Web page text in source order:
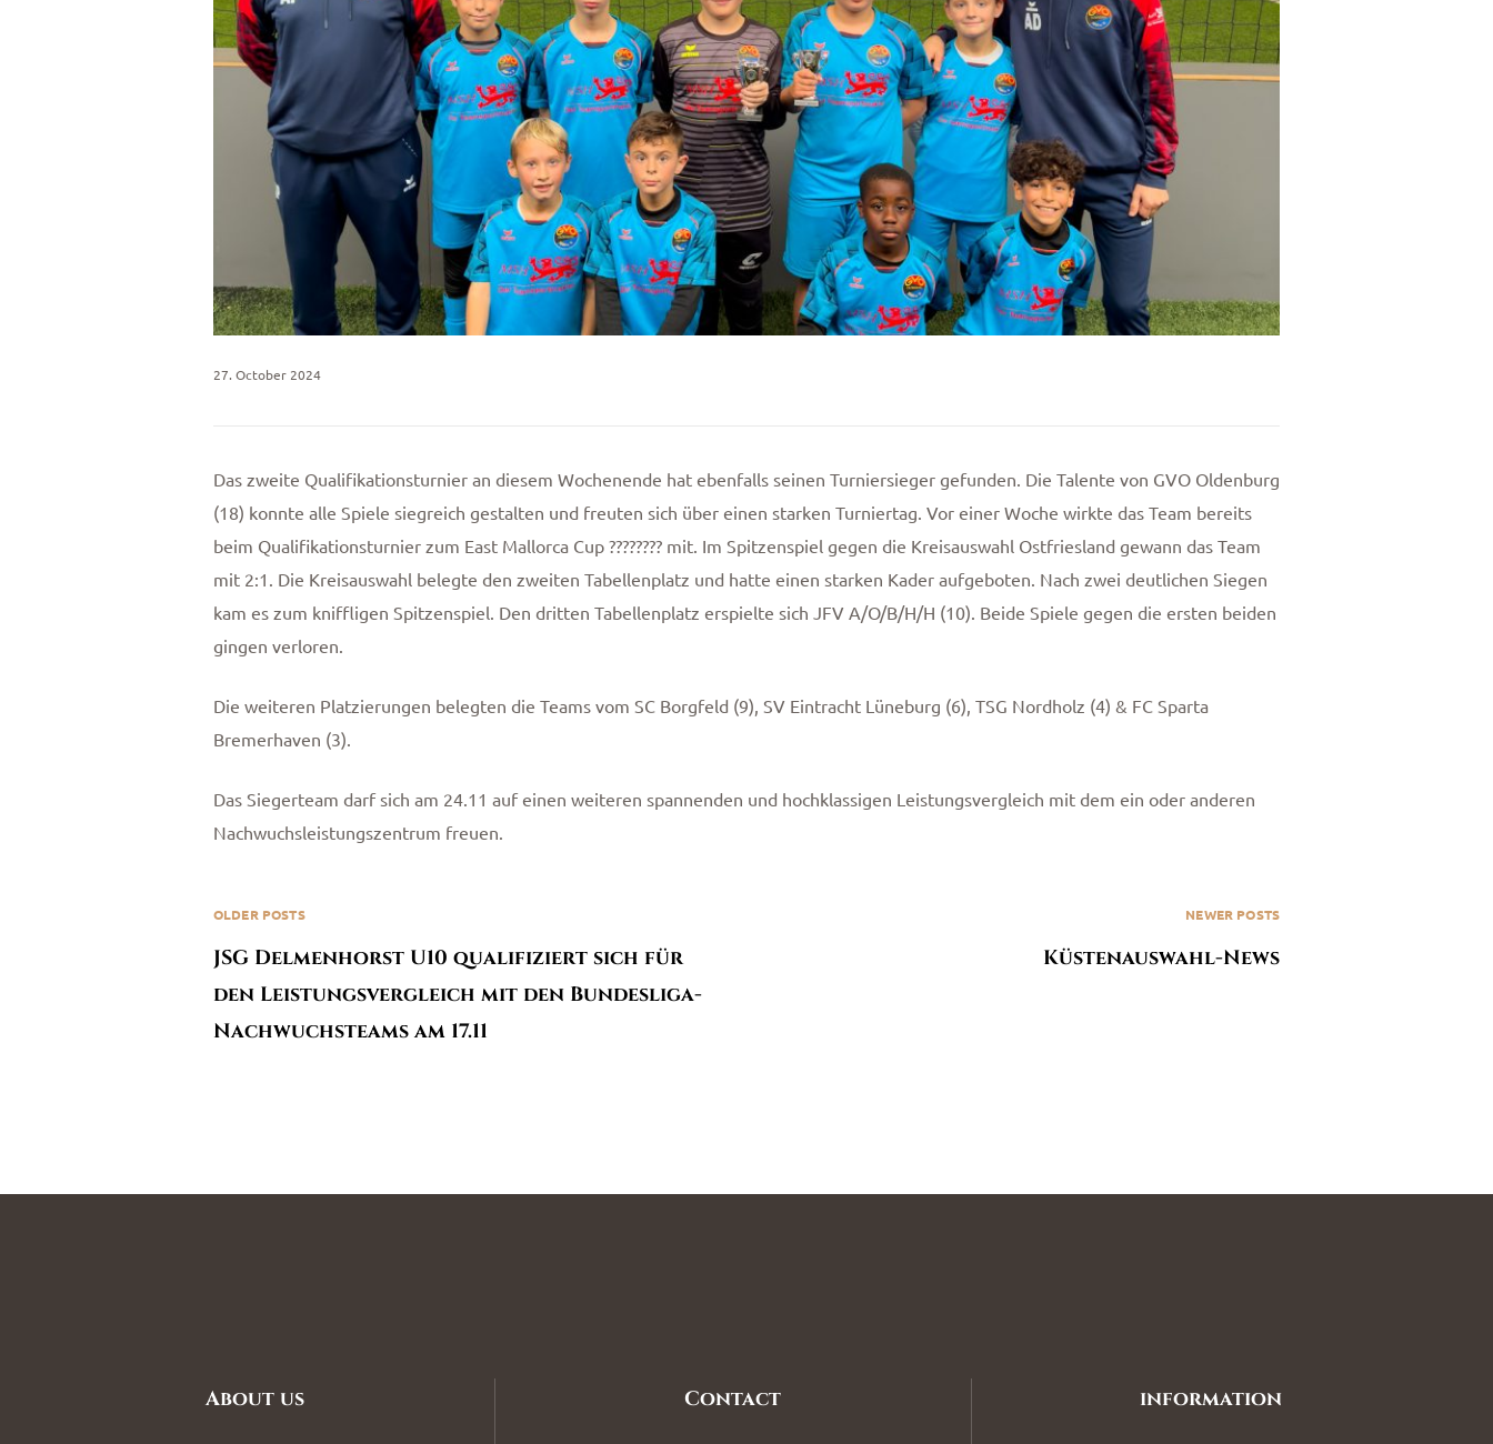
27. October 2024
Das zweite Qualifikationsturnier an diesem Wochenende hat ebenfalls seinen Turniersieger gefunden. Die Talente von GVO Oldenburg
(18) konnte alle Spiele siegreich gestalten und freuten sich über einen starken Turniertag. Vor einer Woche wirkte das Team bereits
beim Qualifikationsturnier zum East Mallorca Cup ???????? mit. Im Spitzenspiel gegen die Kreisauswahl Ostfriesland gewann das Team
mit 2:1. Die Kreisauswahl belegte den zweiten Tabellenplatz und hatte einen starken Kader aufgeboten. Nach zwei deutlichen Siegen
kam es zum kniffligen Spitzenspiel. Den dritten Tabellenplatz erspielte sich JFV A/O/B/H/H (10). Beide Spiele gegen die ersten beiden
gingen verloren.
Die weiteren Platzierungen belegten die Teams vom SC Borgfeld (9), SV Eintracht Lüneburg (6), TSG Nordholz (4) & FC Sparta
Bremerhaven (3).
Das Siegerteam darf sich am 24.11 auf einen weiteren spannenden und hochklassigen Leistungsvergleich mit dem ein oder anderen
Nachwuchsleistungszentrum freuen.
OLDER POSTS
JSG Delmenhorst U10 qualifiziert sich für
den Leistungsvergleich mit den Bundesliga-
Nachwuchsteams am 17.11
NEWER POSTS
Küstenauswahl-News
About us Contact information